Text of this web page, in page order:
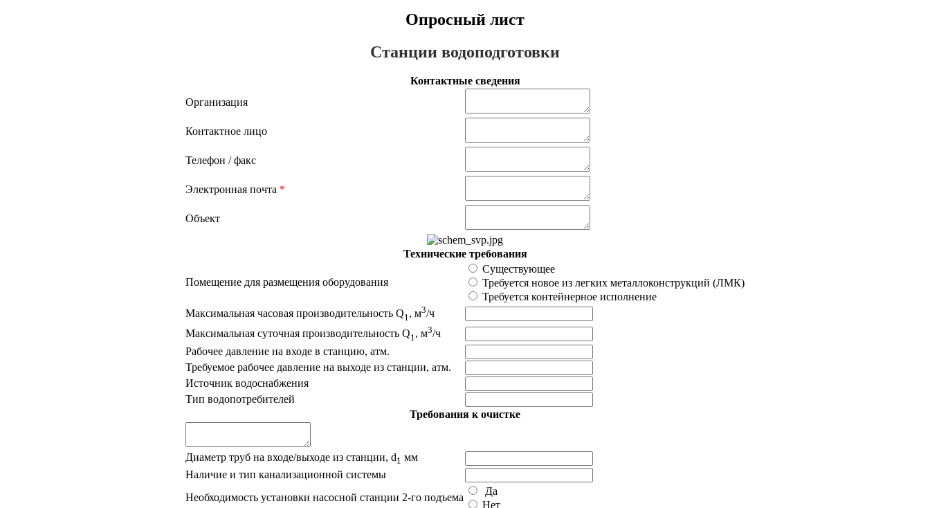
Опросный лист
Станции водоподготовки
Контактные сведения
Организация
Контактное лицо
Телефон / факс
Электронная почта *
Объект
Технические требования
Помещение для размещения оборудования
Существующее
Требуется новое из легких металлоконструкций (ЛМК)
Требуется контейнерное исполнение
Максимальная часовая производительность Q1 , м3/ч
Максимальная суточная производительность Q1 , м3/ч
Рабочее давление на входе в станцию, атм.
Требуемое рабочее давление на выходе из станции, атм.
Источник водоснабжения
Тип водопотребителей
Требования к очистке
Диаметр труб на входе/выходе из станции, d1 мм
Наличие и тип канализационной системы
Необходимость установки насосной станции 2-го подъема
Да
Нет